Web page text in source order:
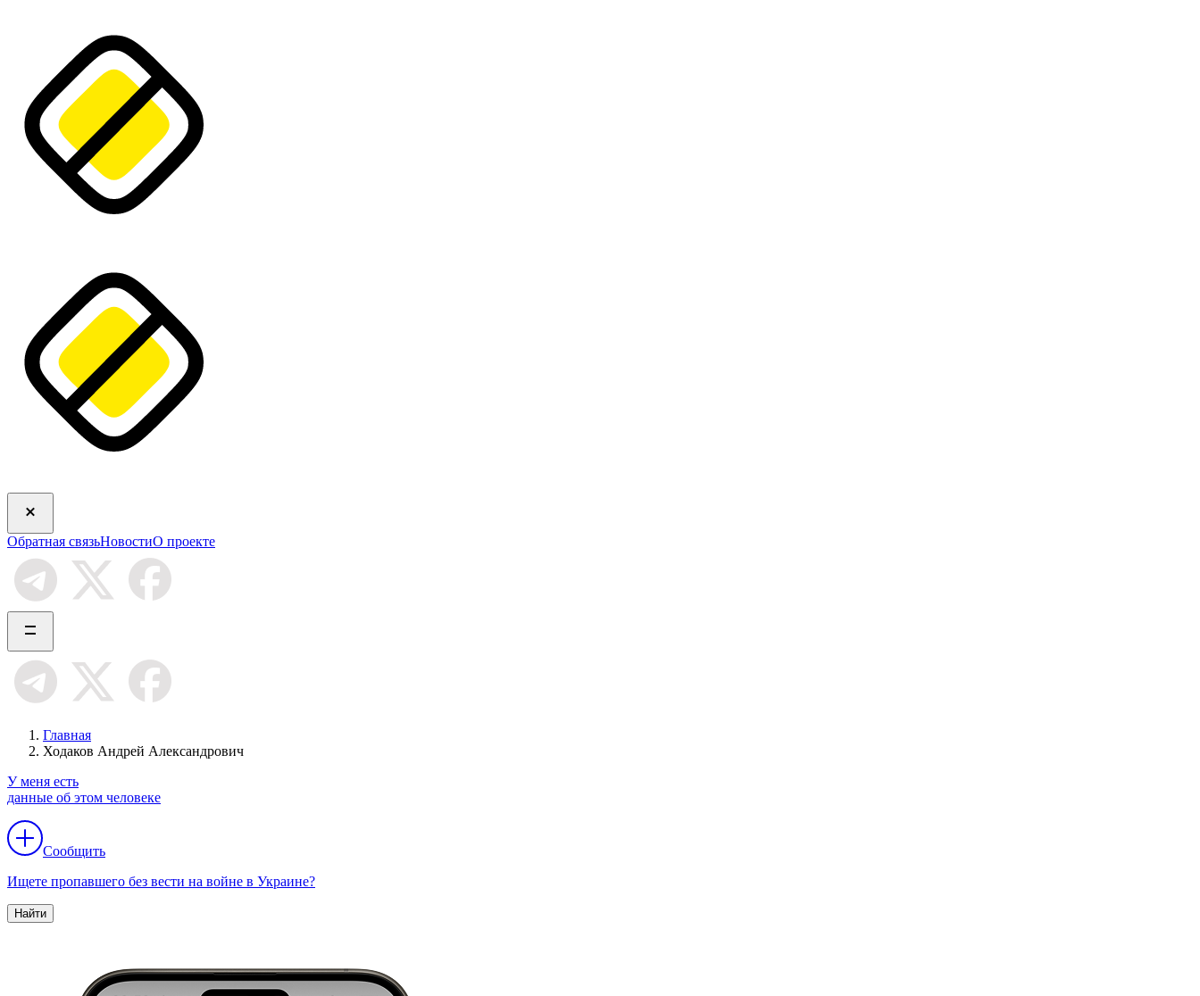
Обратная связьНовостиО проекте
Главная
Ходаков Андрей Александрович
У меня есть
данные об этом человеке
Сообщить
Ищете пропавшего без вести на войне в Украине?
Найти